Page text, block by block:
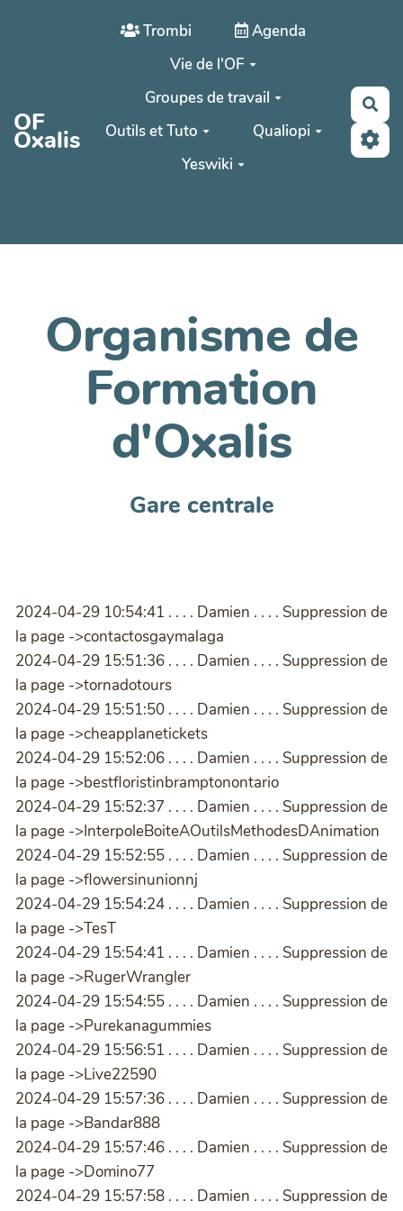
Aller au contenu principal
OF
Oxalis
Trombi
Agenda
Vie de l'OF
Groupes de travail
Outils et Tuto
Qualiopi
Yeswiki
Organisme de
Formation
d'Oxalis
Gare centrale
2024-04-29 10:54:41 . . . . Damien . . . . Suppression de
la page ->contactosgaymalaga
2024-04-29 15:51:36 . . . . Damien . . . . Suppression de
la page ->tornadotours
2024-04-29 15:51:50 . . . . Damien . . . . Suppression de
la page ->cheapplanetickets
2024-04-29 15:52:06 . . . . Damien . . . . Suppression de
la page ->bestfloristinbramptonontario
2024-04-29 15:52:37 . . . . Damien . . . . Suppression de
la page ->InterpoleBoiteAOutilsMethodesDAnimation
2024-04-29 15:52:55 . . . . Damien . . . . Suppression de
la page ->flowersinunionnj
2024-04-29 15:54:24 . . . . Damien . . . . Suppression de
la page ->TesT
2024-04-29 15:54:41 . . . . Damien . . . . Suppression de
la page ->RugerWrangler
2024-04-29 15:54:55 . . . . Damien . . . . Suppression de
la page ->Purekanagummies
2024-04-29 15:56:51 . . . . Damien . . . . Suppression de
la page ->Live22590
2024-04-29 15:57:36 . . . . Damien . . . . Suppression de
la page ->Bandar888
2024-04-29 15:57:46 . . . . Damien . . . . Suppression de
la page ->Domino77
2024-04-29 15:57:58 . . . . Damien . . . . Suppression de